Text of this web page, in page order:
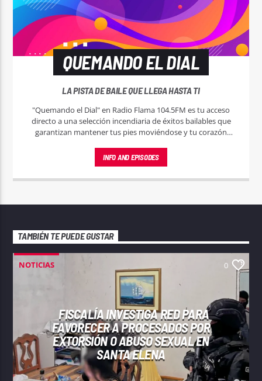
QUEMANDO EL DIAL
LA PISTA DE BAILE QUE LLEGA HASTA TI
"Quemando el Dial" en Radio Flama 104.5FM es tu acceso
directo a una selección incendiaria de éxitos bailables que
garantizan mantener tus pies moviéndose y tu corazón
INFO AND EPISODES
TAMBIÉN TE PUEDE GUSTAR
NOTICIAS 0
FISCALÍA INVESTIGA RED PARA
FAVORECER A PROCESADOS POR
EXTORSIÓN O ABUSO SEXUAL EN
SANTA ELENA